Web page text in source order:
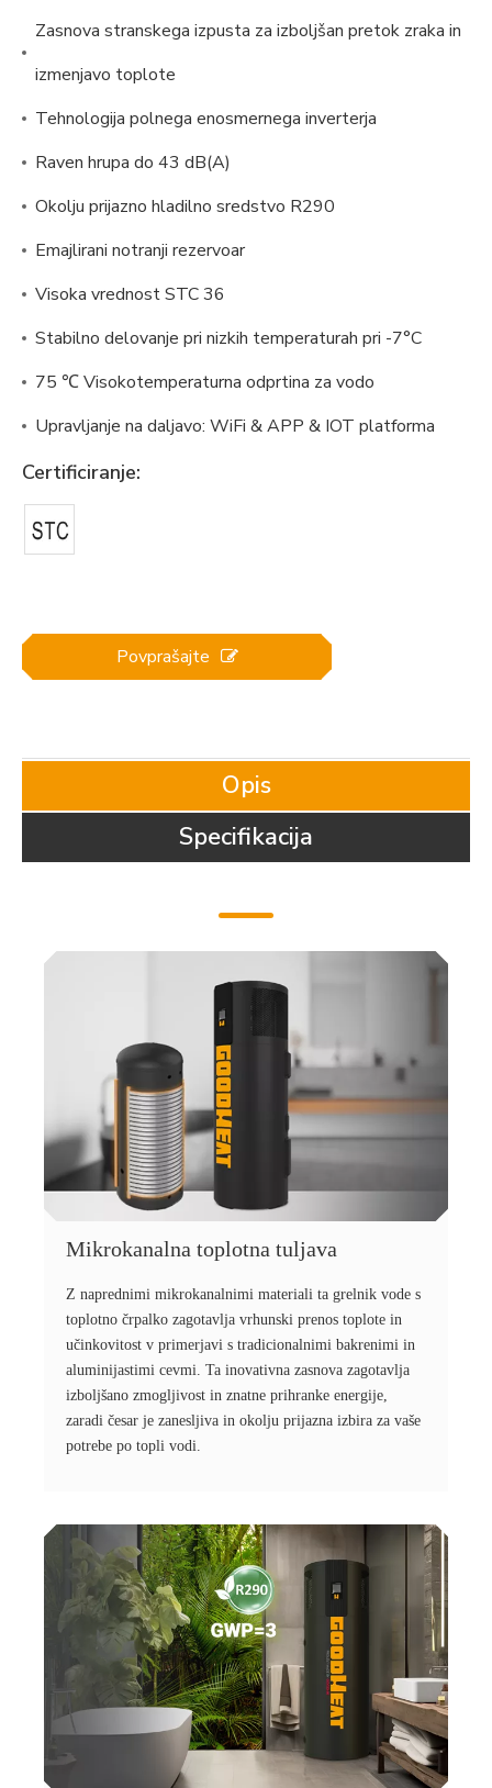
Zasnova stranskega izpusta za izboljšan pretok zraka in
izmenjavo toplote
Tehnologija polnega enosmernega inverterja
Raven hrupa do 43 dB(A)
Okolju prijazno hladilno sredstvo R290
Emajlirani notranji rezervoar
Visoka vrednost STC 36
Stabilno delovanje pri nizkih temperaturah pri -7°C
75 ℃ Visokotemperaturna odprtina za vodo
Upravljanje na daljavo: WiFi & APP & IOT platforma
Certificiranje:
Povprašajte
Opis
Specifikacija
Mikrokanalna toplotna tuljava
Z naprednimi mikrokanalnimi materiali ta grelnik vode s
toplotno črpalko zagotavlja vrhunski prenos toplote in
učinkovitost v primerjavi s tradicionalnimi bakrenimi in
aluminijastimi cevmi. Ta inovativna zasnova zagotavlja
izboljšano zmogljivost in znatne prihranke energije,
zaradi česar je zanesljiva in okolju prijazna izbira za vaše
potrebe po topli vodi.